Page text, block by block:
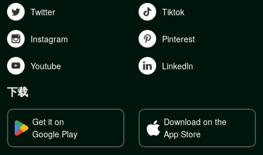
Twitter Tiktok
Instagram Pinterest
Youtube Linkedln
下载
Get it on
Google Play
Download on the
App Store